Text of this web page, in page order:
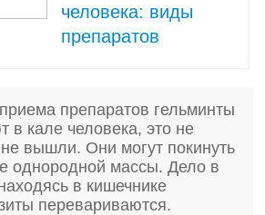
человека: виды
препаратов
препаратов гельминты
в кале человека, это не
не вышли. Они могут покинуть
однородной массы. Дело в
в кишечнике
перевариваются.